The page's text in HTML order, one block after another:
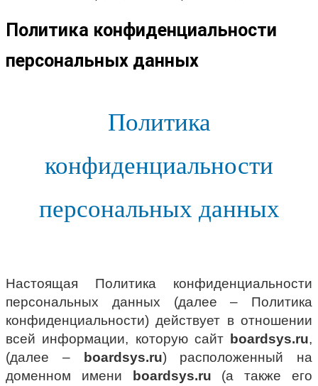
Политика конфиденциальности
персональных данных
Политика
конфиденциальности
персональных данных
Настоящая Политика конфиденциальности
персональных данных (далее – Политика
конфиденциальности) действует в отношении
всей информации, которую сайт boardsys.ru,
(далее –
boardsys.ru) расположенный на
доменном имени
boardsys.ru (а также его